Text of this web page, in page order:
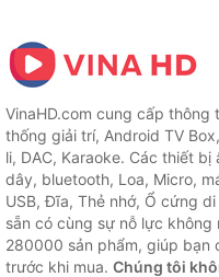
VinaHD.com cung cấp thông
thống giải trí, Android TV
li, DAC, Karaoke. Các thiết
dây, bluetooth, Loa, Micro,
USB, Đĩa, Thẻ nhớ, Ổ cứng
sẵn có cùng sự nỗ lực
280000 sản phẩm, giúp bạn
trước khi mua. Chúng tôi